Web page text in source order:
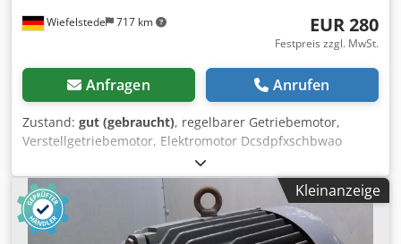
Wiefelstede 717 km EUR 280
Festpreis zzgl. MwSt.
Anfragen Anrufen
Zustand: gut (gebraucht), regelbarer Getriebemotor,
Verstellgetriebemotor, Elektromotor Dcsdpfxschbwao
Amyok -Hersteller Getriebe Lenze Typ: 11.431.10.08.1 -
Hersteller Motor ATB Typ: ERFY Motorleistung: 0,37 kW -
Drehzahlbereich: 111 bis 617 U/min -Motor: regelbar -höhe
Wellenachse: 50 mm -Anzahl: 1x vorhanden -Preis: pro
Stück -Antriebswelle: Ø 16 mm -Abmessungen: -Gewicht:
Kleinanzeige